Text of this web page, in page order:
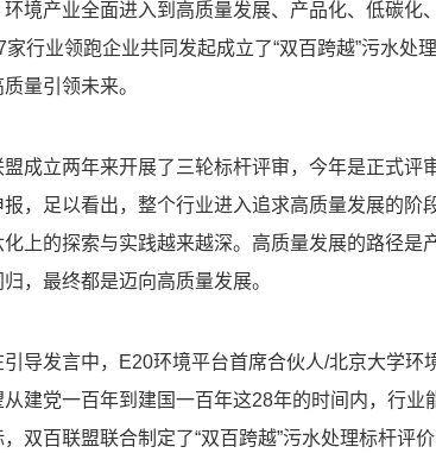
环境产业全面进入到高质量发展、产品化、低碳化
家行业领跑企业共同发起成立了“双百跨越”污水处
量引领未来。
盟成立两年来开展了三轮标杆评审，今年是正式评
报，足以看出，整个行业进入追求高质量发展的阶
化上的探索与实践越来越深。高质量发展的路径是
，最终都是迈向高质量发展。
引导发言中，E20环境平台首席合伙人/北京大学环
从建党一百年到建国一百年这28年的时间内，行
双百联盟联合制定了“双百跨越”污水处理标杆评